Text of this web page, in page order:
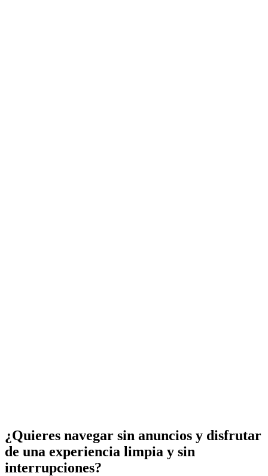
¿Quieres navegar sin anuncios y disfrutar
de una experiencia limpia y sin
interrupciones?